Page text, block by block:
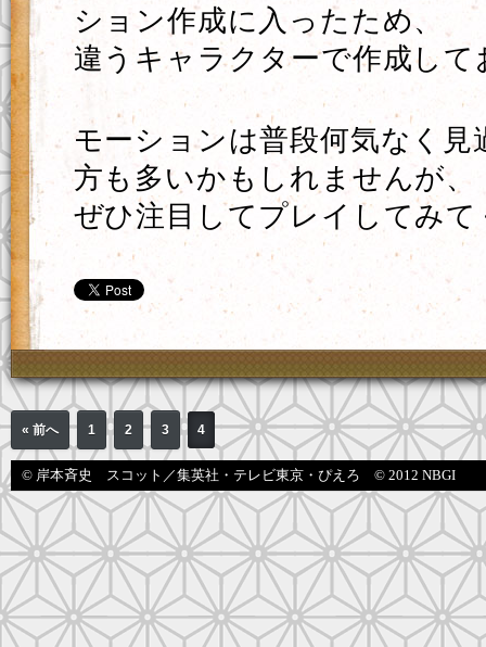
ション作成に入ったため、
違うキャラクターで作成して
モーションは普段何気なく見
方も多いかもしれませんが、
ぜひ注目してプレイしてみ
« 前へ 1 2 3 4
© 岸本斉史 スコット／集英社・テレビ東京・ぴえろ © 2012 NBGI